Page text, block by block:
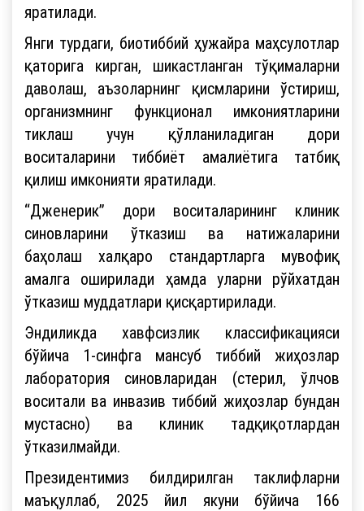
яратилади.
Янги турдаги, биотиббий ҳужайра маҳсулотлар
қаторига кирган, шикастланган тўқималарни
даволаш, аъзоларнинг қисмларини ўстириш,
организмнинг функционал имкониятларини
тиклаш учун қўлланиладиган дори
воситаларини тиббиёт амалиётига татбиқ
қилиш имконияти яратилади.
“Дженерик” дори воситаларининг клиник
синовларини ўтказиш ва натижаларини
баҳолаш халқаро стандартларга мувофиқ
амалга оширилади ҳамда уларни рўйхатдан
ўтказиш муддатлари қисқартирилади.
Эндиликда хавфсизлик классификацияси
бўйича 1-синфга мансуб тиббий жиҳозлар
лаборатория синовларидан (стерил, ўлчов
воситали ва инвазив тиббий жиҳозлар бундан
мустасно) ва клиник тадқиқотлардан
ўтказилмайди.
Президентимиз билдирилган таклифларни
маъқуллаб, 2025 йил якуни бўйича 166